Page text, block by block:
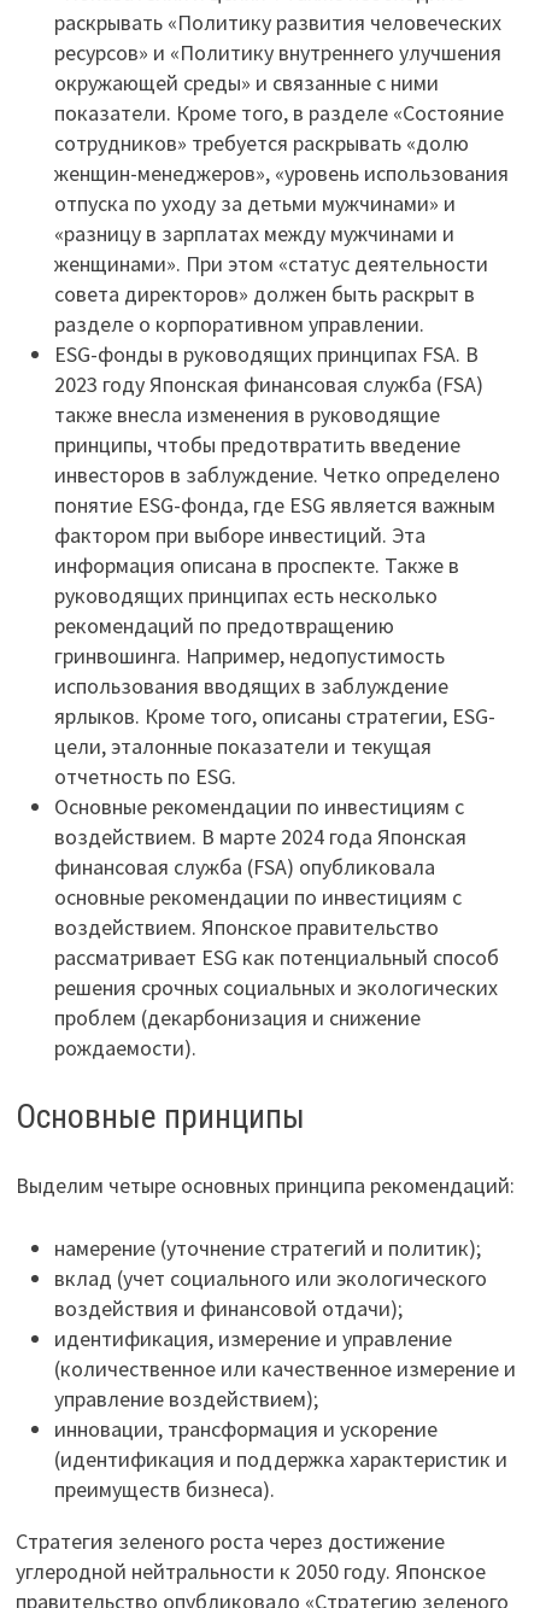
раскрывать «Политику развития человеческих
ресурсов» и «Политику внутреннего улучшения
окружающей среды» и связанные с ними
показатели. Кроме того, в разделе «Состояние
сотрудников» требуется раскрывать «долю
женщин-менеджеров», «уровень использования
отпуска по уходу за детьми мужчинами» и
«разницу в зарплатах между мужчинами и
женщинами». При этом «статус деятельности
совета директоров» должен быть раскрыт в
разделе о корпоративном управлении.
ESG-фонды в руководящих принципах FSA. В
2023 году Японская финансовая служба (FSA)
также внесла изменения в руководящие
принципы, чтобы предотвратить введение
инвесторов в заблуждение. Четко определено
понятие ESG-фонда, где ESG является важным
фактором при выборе инвестиций. Эта
информация описана в проспекте. Также в
руководящих принципах есть несколько
рекомендаций по предотвращению
гринвошинга. Например, недопустимость
использования вводящих в заблуждение
ярлыков. Кроме того, описаны стратегии, ESG-
цели, эталонные показатели и текущая
отчетность по ESG.
Основные рекомендации по инвестициям с
воздействием. В марте 2024 года Японская
финансовая служба (FSA) опубликовала
основные рекомендации по инвестициям с
воздействием. Японское правительство
рассматривает ESG как потенциальный способ
решения срочных социальных и экологических
проблем (декарбонизация и снижение
рождаемости).
Основные принципы
Выделим четыре основных принципа рекомендаций:
намерение (уточнение стратегий и политик);
вклад (учет социального или экологического
воздействия и финансовой отдачи);
идентификация, измерение и управление
(количественное или качественное измерение и
управление воздействием);
инновации, трансформация и ускорение
(идентификация и поддержка характеристик и
преимуществ бизнеса).
Стратегия зеленого роста через достижение
углеродной нейтральности к 2050 году. Японское
правительство опубликовало «Стратегию зеленого